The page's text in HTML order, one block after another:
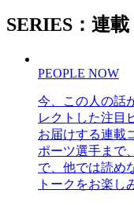
SERIES：連載
PEOPLE NOW
今、この人の話
レクトした注目
お届けする連載
ポーツ選手まで
で、他では読め
トークをお楽し